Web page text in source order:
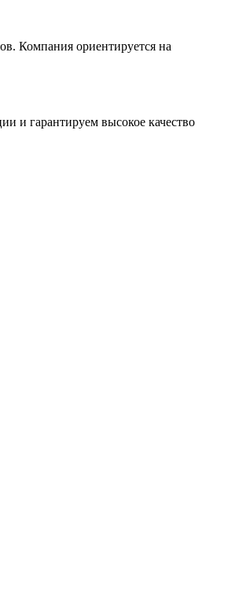
Компания ориентируется на
и гарантируем высокое качество